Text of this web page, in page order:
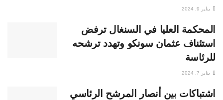
يناير 9, 2024
المحكمة العليا في السنغال ترفض
استئناف عثمان سونكو وتهدد ترشحه
للرئاسة
يناير 7, 2024
اشتباكات بين أنصار المرشح الرئاسي